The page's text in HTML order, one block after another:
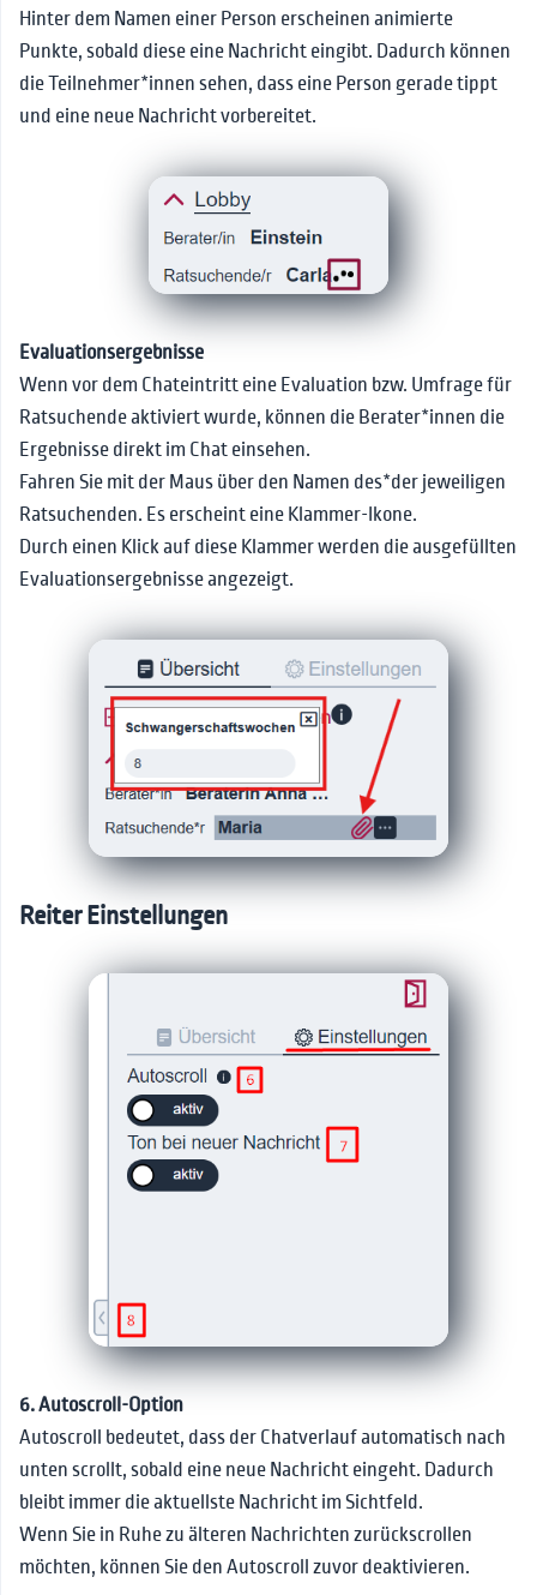
Hinter dem Namen einer Person erscheinen animierte
Punkte, sobald diese eine Nachricht eingibt. Dadurch können
die Teilnehmer*innen sehen, dass eine Person gerade tippt
und eine neue Nachricht vorbereitet.
Evaluationsergebnisse
Wenn vor dem Chateintritt eine Evaluation bzw. Umfrage für
Ratsuchende aktiviert wurde, können die Berater*innen die
Ergebnisse direkt im Chat einsehen.
Fahren Sie mit der Maus über den Namen des*der jeweiligen
Ratsuchenden. Es erscheint eine Klammer-Ikone.
Durch einen Klick auf diese Klammer werden die ausgefüllten
Evaluationsergebnisse angezeigt.
Reiter Einstellungen
6. Autoscroll-Option
Autoscroll bedeutet, dass der Chatverlauf automatisch nach
unten scrollt, sobald eine neue Nachricht eingeht. Dadurch
bleibt immer die aktuellste Nachricht im Sichtfeld.
Wenn Sie in Ruhe zu älteren Nachrichten zurückscrollen
möchten, können Sie den Autoscroll zuvor deaktivieren.